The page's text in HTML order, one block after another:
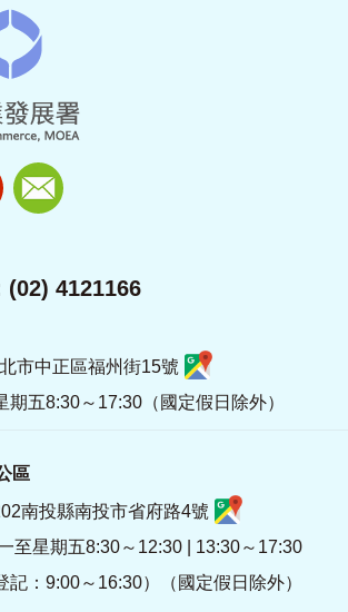
(02) 4121166
市中正區福州街15號
期五8:30～17:30（國定假日除外）
區
南投縣南投市省府路4號
至星期五8:30～12:30 | 13:30～17:30
記：9:00～16:30）（國定假日除外）